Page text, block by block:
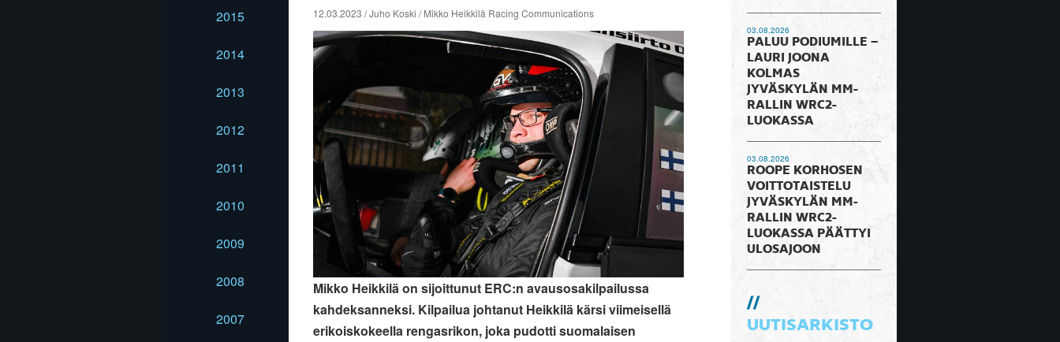
2015
2014
2013
2012
2011
2010
2009
2008
2007
12.03.2023 / Juho Koski / Mikko Heikkilä Racing Communications
Mikko Heikkilä on sijoittunut ERC:n avausosakilpailussa
kahdeksanneksi. Kilpailua johtanut Heikkilä kärsi viimeisellä
erikoiskokeella rengasrikon, joka pudotti suomalaisen
03.08.2026
PALUU PODIUMILLE –
LAURI JOONA
KOLMAS
JYVÄSKYLÄN MM-
RALLIN WRC2-
LUOKASSA
03.08.2026
ROOPE KORHOSEN
VOITTOTAISTELU
JYVÄSKYLÄN MM-
RALLIN WRC2-
LUOKASSA PÄÄTTYI
ULOSAJOON
UUTISARKISTO